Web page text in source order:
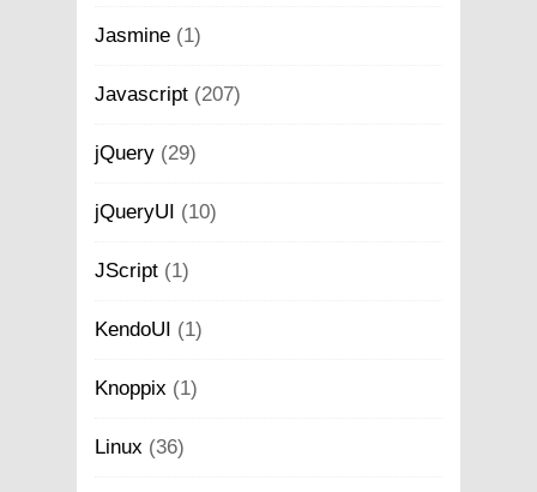
Jasmine (1)
Javascript (207)
jQuery (29)
jQueryUI (10)
JScript (1)
KendoUI (1)
Knoppix (1)
Linux (36)